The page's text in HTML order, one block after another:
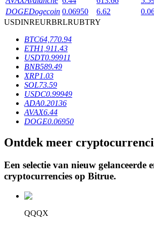
Exclusieve beleggingen voor BTR-
Door crypto ondersteunde leenservice
DOGEDogecoin 0.06950 6.62
USDINREURBRLRUBTRY
BTC64,770.94
ETH1,911.43
USDT0.99911
BNB589.49
XRP1.03
SOL73.59
USDC0.99949
ADA0.20136
AVAX6.44
DOGE0.06950
Ontdek meer
Een selectie van nieuw gelanceerde
cryptocurrencies op Bitrue.
QQQX